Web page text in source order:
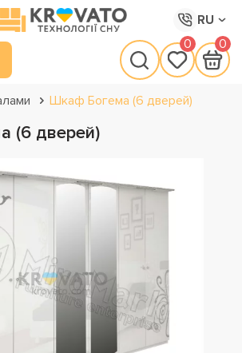
RU
0 0
Шкаф Богема (6 дверей)
(6 дверей)